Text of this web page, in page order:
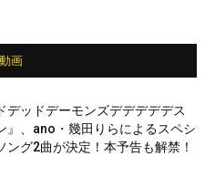
動画
デッドデーモンズデデデデデス
』、ano・幾田りらによるスペシ
ング2曲が決定！本予告も解禁！